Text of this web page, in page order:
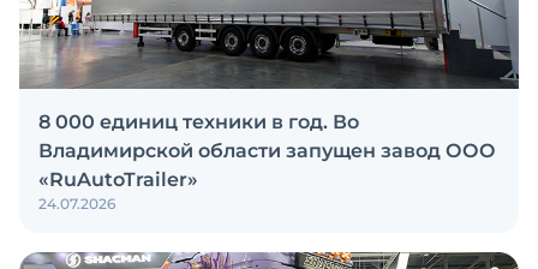
8 000 единиц техники в год. Во
Владимирской области запущен завод ООО
«RuAutoTrailer»
24.07.2026